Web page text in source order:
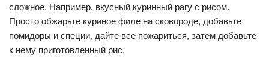
сложное. Например, вкусный куринный рагу с рисом.
Просто обжарьте куриное филе на сковороде, добавьте
помидоры и специи, дайте все пожариться, затем добавьте
к нему приготовленный рис.